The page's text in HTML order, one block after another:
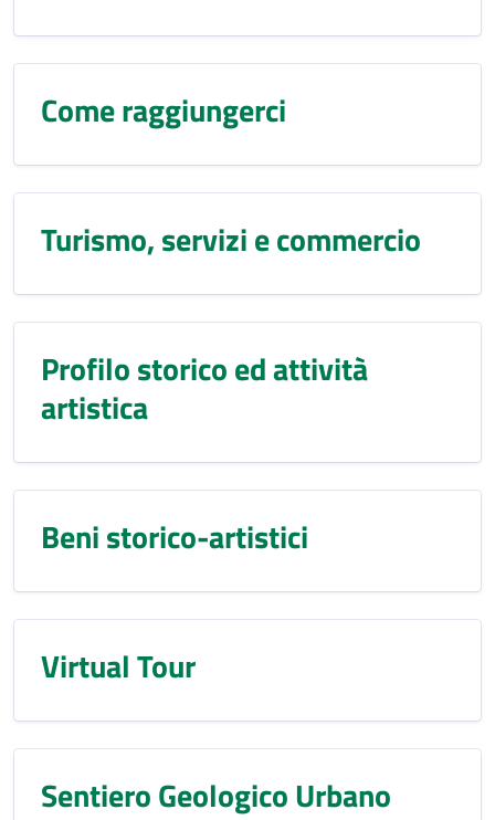
Come raggiungerci
Turismo, servizi e commercio
Profilo storico ed attività
artistica
Beni storico-artistici
Virtual Tour
Sentiero Geologico Urbano